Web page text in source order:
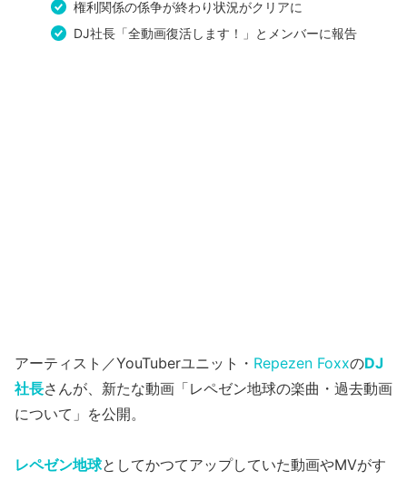
権利関係の係争が終わり状況がクリアに
DJ社長「全動画復活します！」とメンバーに報告
アーティスト／YouTuberユニット・ Repezen FoxxのDJ
社長さんが、新たな動画「レペゼン地球の楽曲・過去動画
について」を公開。
レペゼン地球としてかつてアップしていた動画やMVがす